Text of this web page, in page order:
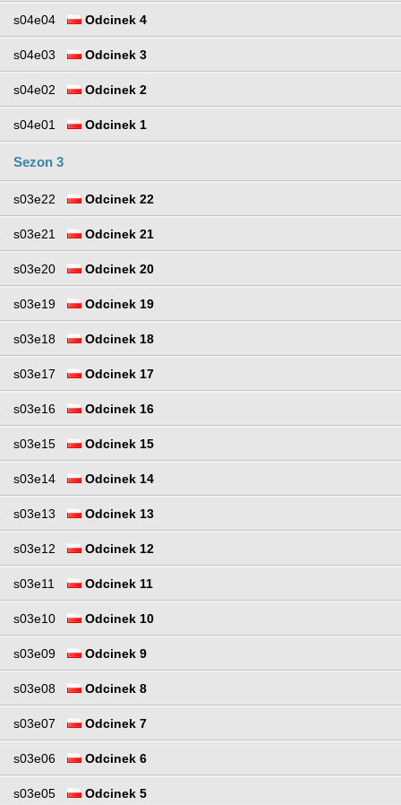
s04e04 Odcinek 4
s04e03 Odcinek 3
s04e02 Odcinek 2
s04e01 Odcinek 1
Sezon 3
s03e22 Odcinek 22
s03e21 Odcinek 21
s03e20 Odcinek 20
s03e19 Odcinek 19
s03e18 Odcinek 18
s03e17 Odcinek 17
s03e16 Odcinek 16
s03e15 Odcinek 15
s03e14 Odcinek 14
s03e13 Odcinek 13
s03e12 Odcinek 12
s03e11 Odcinek 11
s03e10 Odcinek 10
s03e09 Odcinek 9
s03e08 Odcinek 8
s03e07 Odcinek 7
s03e06 Odcinek 6
s03e05 Odcinek 5